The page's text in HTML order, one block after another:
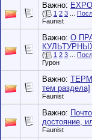
Важно:
( 1 2 3
Faunist
Важно: О
( 1 2 3
Гурон
Важно:
тем раздела]
Faunist
Важно:
достояние,
Faunist